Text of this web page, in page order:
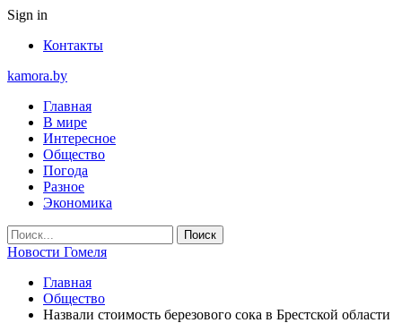
Sign in
Контакты
kamora.by
Главная
В мире
Интересное
Общество
Погода
Разное
Экономика
Новости Гомеля
Главная
Общество
Назвали стоимость березового сока в Брестской области